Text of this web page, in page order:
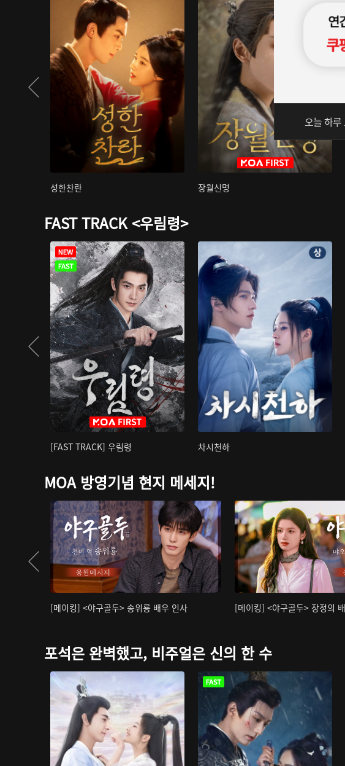
성한찬란 장월신명
FAST TRACK <우림령>
[FAST TRACK] 우림령 차시천하
MOA 방영기념 현지 메세지!
[메이킹] <야구골두> 송위룡 배우 인사 [메이킹] <야구골두> 장정의
포석은 완벽했고, 비주얼은 신의 한 수
오늘 하루